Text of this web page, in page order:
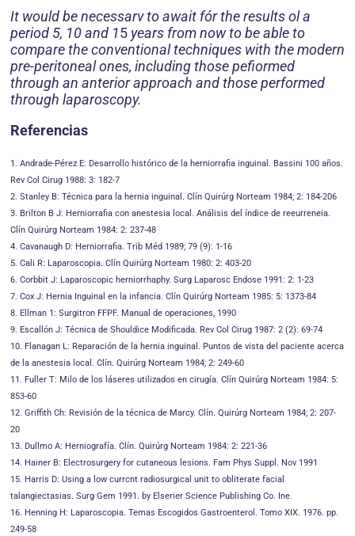
It would be necessarv to await fór the results ol a
period 5, 10and 15 years from now to be able to
compare the conventional techniques with the modern
pre-peritoneal ones, including those pefiormed
through an anterior approach and those performed
through laparoscopy.
Referencias
1. Andrade-Pérez E: Desarrollo histórico de la herniorrafia inguinal. Bassini 100 años.
Rev Col Cirug 1988: 3: 182-7
2. Stanley B: Técnica para la hernia inguinal. Clín Quirúrg Norteam 1984; 2: 184-206
3. Brilton B J: Herniorrafia con anestesia local. Análisis del índice de reeurreneia.
Clín Quirúrg Norteam 1984: 2: 237-48
4. Cavanaugh D: Herniorrafia. Trib Méd 1989; 79 (9): 1-16
5. Cali R: Laparoscopia. Clín Quirúrg Norteam 1980: 2: 403-20
6. Corbbit J: Laparoscopic herniorrhaphy. Surg Laparosc Endose 1991: 2: 1-23
7. Cox J: Hernia Inguinal en la infancia. Clín Quirúrg Norteam 1985: 5: 1373-84
8. Ellman 1: Surgitron FFPF. Manual de operaciones, 1990
9. Escallón J: Técnica de Shouldice Modificada. Rev Col Cirug 1987: 2 (2): 69-74
10. Flanagan L: Reparación de la hernia inguinal. Puntos de vista del paciente acerca
de la anestesia local. Clín. Quirúrg Norteam 1984; 2: 249-60
11. Fuller T: Milo de los láseres utilizados en cirugía. Clín Quirúrg Norteam 1984: 5:
853-60
12. Griffith Ch: Revisión de la técnica de Marcy. Clín. Quirúrg Norteam 1984; 2: 207-
20
13. Dullmo A: Herniografía. Clín. Quirúrg Norteam 1984: 2: 221-36
14. Hainer B: Electrosurgery for cutaneous lesions. Fam Phys Suppl. Nov 1991
15. Harris D: Using a low currcnt radiosurgical unit to obliterate facial
talangiectasias. Surg Gem 1991. by Elserier Science Publishing Co. Ine.
16. Henning H: Laparoscopia. Temas Escogidos Gastroenterol. Tomo XIX. 1976. pp.
249-58